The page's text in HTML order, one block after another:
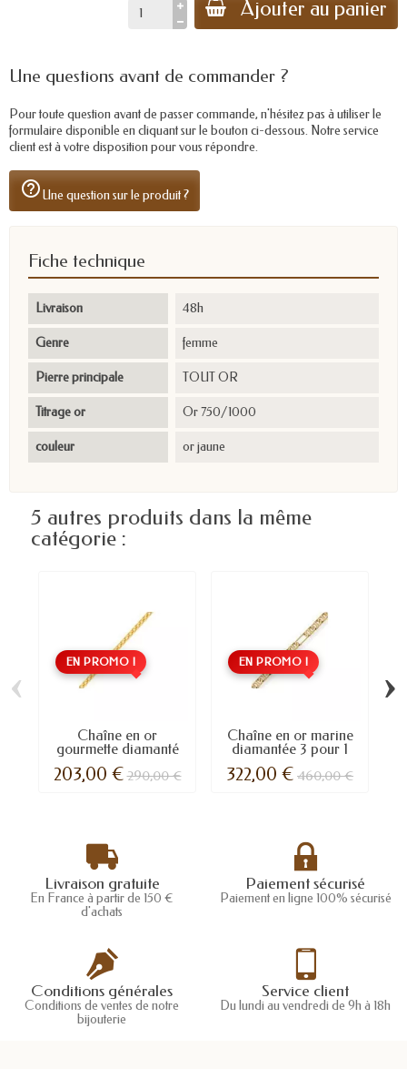
Ajouter au panier
Une questions avant de commander ?
Pour toute question avant de passer commande, n'hésitez pas à utiliser le
formulaire disponible en cliquant sur le bouton ci-dessous. Notre service
client est à votre disposition pour vous répondre.
help_outlineUne question sur le produit ?
Fiche technique
Livraison 48h
Genre femme
Pierre principale TOUT OR
Titrage or Or 750/1000
couleur or jaune
5 autres produits dans la même
catégorie :
EN PROMO !
Chaîne en or
gourmette diamanté
203,00 €290,00 €
EN PROMO !
Chaîne en or marine
diamantée 3 pour 1
322,00 € 460,00 €
‹ ›
Livraison gratuite
En France à partir de 150 €
d'achats
Paiement sécurisé
Paiement en ligne 100% sécurisé
Conditions générales
Conditions de ventes de notre
bijouterie
Service client
Du lundi au vendredi de 9h à 18h